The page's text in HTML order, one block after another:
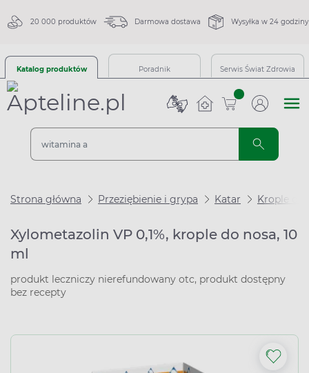
20 000 produktów Darmowa dostawa Wysyłka w 24 godziny
Katalog produktów Poradnik Serwis Świat Zdrowia
sztuk
Strona główna Przeziębienie i grypa Katar Krople do
Xylometazolin VP 0,1%, krople do nosa, 10
ml
produkt leczniczy nierefundowany otc, produkt dostępny
bez recepty